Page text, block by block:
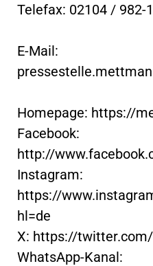
Telefax: 02104 / 982-
E-Mail:
Homepage: https://
Facebook:
http://
Instagram:
https://
hl=de
X: https://
WhatsApp-Kanal: